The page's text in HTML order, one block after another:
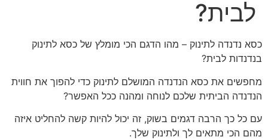
לבית?
כסא נדנדה לתינוק – מהו הדגם הכי מומלץ של כסא לתינוק
בנדנדות לבית?
מחפשים את כסא הנדנדה המושלם לתינוק כדי להפוך את חווית
הנדנדה הביתית שלכם לנוחה ומהנה ככל האפשר?
עם כל כך הרבה דגמים בשוק, זה יכול להיות קשה להחליט איזה
מהם הכי מתאים לך ולתינוק שלך.